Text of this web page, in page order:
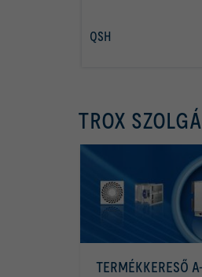
QSH
TROX
TERMÉKKERESŐ